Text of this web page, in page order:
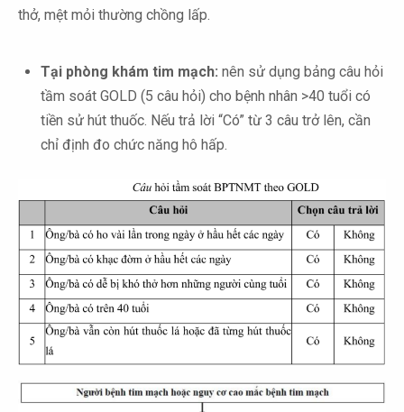
thở, mệt mỏi thường chồng lấp.
Tại phòng khám tim mạch: nên sử dụng bảng câu hỏi
tầm soát GOLD (5 câu hỏi) cho bệnh nhân >40 tuổi có
tiền sử hút thuốc. Nếu trả lời “Có” từ 3 câu trở lên, cần
chỉ định đo chức năng hô hấp.